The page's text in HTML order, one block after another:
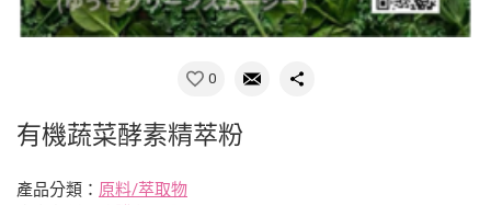
0
有機蔬菜酵素精萃粉
產品分類： 原料/萃取物